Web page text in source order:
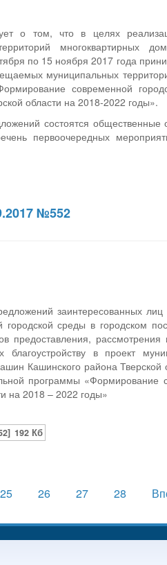
о том, что в целях
многоквартирных
по 15 ноября 2017 года
муниципальных
современной
области на 2018-2022 годы».
состоятся общественные
первоочередных
№552
заинтересованных
среды в городском
предоставления,
в проект
Кашинского района Тверской
программы «Формирование
на 2018 – 2022 годы»
192 Кб
25 26 27 28